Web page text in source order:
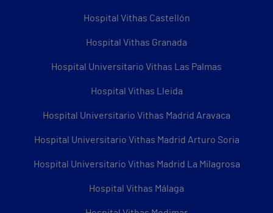
Hospital Vithas Castellón
Hospital Vithas Granada
Hospital Universitario Vithas Las Palmas
Hospital Vithas Lleida
Hospital Universitario Vithas Madrid Aravaca
Hospital Universitario Vithas Madrid Arturo Soria
Hospital Universitario Vithas Madrid La Milagrosa
Hospital Vithas Málaga